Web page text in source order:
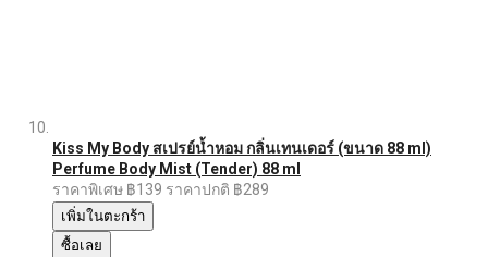
Kiss My Body สเปรย์น้ำหอม กลิ่นเทนเดอร์ (ขนาด 88 ml)
Perfume Body Mist (Tender) 88 ml
ราคาพิเศษ ฿139 ราคาปกติ ฿289
เพิ่มในตะกร้า
ซื้อเลย